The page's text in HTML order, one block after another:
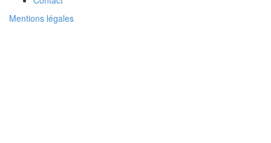
Mentions légales